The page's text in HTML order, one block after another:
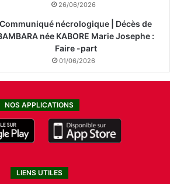
26/06/2026
Communiqué nécrologique | Décès de
née KABORE Marie Josephe :
Faire -part
01/06/2026
NOS APPLICATIONS
LIENS UTILES